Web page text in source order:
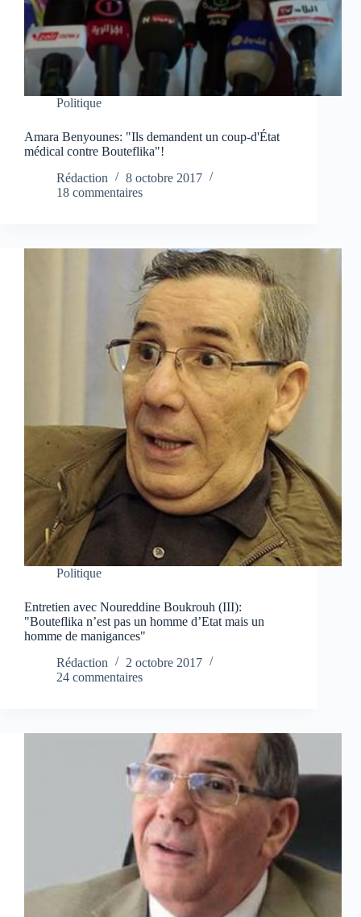
Politique
Amara Benyounes: "Ils demandent un coup-d'État
médical contre Bouteflika"!
Rédaction
8 octobre 2017
18 commentaires
Politique
Entretien avec Noureddine Boukrouh (III):
"Bouteflika n’est pas un homme d’Etat mais un
homme de manigances"
Rédaction
2 octobre 2017
24 commentaires